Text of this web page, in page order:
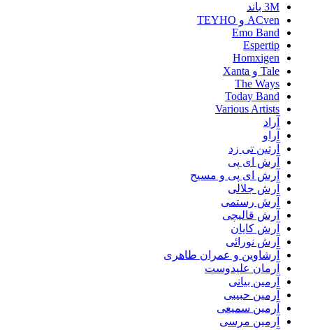
3M باند
ACven و TEYHO
Emo Band
Espertip
Homxigen
Tale و Xanta
The Ways
Today Band
Various Artists
آراد
آراو
آرتین تی زد
آرش ای پی
آرش ای پی و مسیح
آرش جلالی
آرش رستمی
آرش قالیچی
آرش کایان
آرش نورائی
آرشاوین و عمران طاهری
آرمان علیدوست
آرمین بیانی
آرمین حبیبی
آرمین سمیعی
آرمین مرسی